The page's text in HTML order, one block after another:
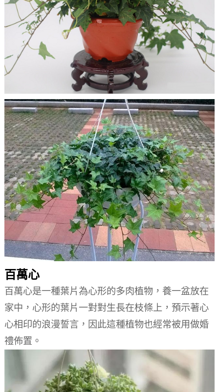
百萬心
百萬心是一種葉片為心形的多肉植物，養一盆放在
家中，心形的葉片一對對生長在枝條上，預示著心
心相印的浪漫誓言，因此這種植物也經常被用做婚
禮佈置。